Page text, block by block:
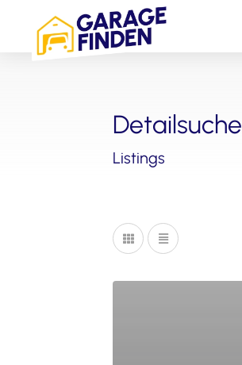
Detailsuche
Listings